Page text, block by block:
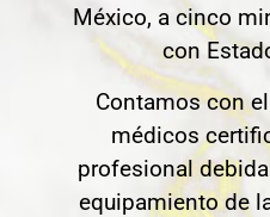
México, a cinco
con
Contamos con
médicos
profesional
equipamiento de